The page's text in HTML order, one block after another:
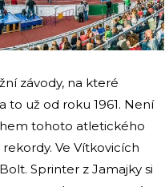
závody, na které
to už od roku 1961. Není
tohoto atletického
Ve Vítkovicích
Sprinter z Jamajky si